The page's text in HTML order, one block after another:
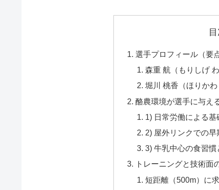
選手プロフィール（要
森重 航（もりしげ
堀川 桃香（ほりか
酪農環境が選手に与え
1) 日常労働による
2) 屋外リンクでの
3) 牛乳中心の食習慣
トレーニングと技術面
短距離（500m）に